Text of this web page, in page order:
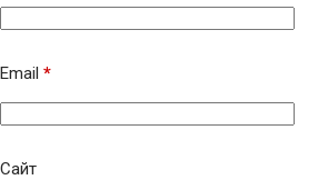
Email *
Сайт